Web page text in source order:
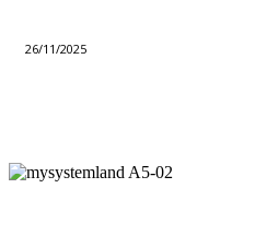
26/11/2025